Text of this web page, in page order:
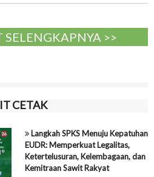
SELENGKAPNYA >>
CETAK
Langkah SPKS Menuju Kepatuhan
EUDR: Memperkuat Legalitas,
Ketertelusuran, Kelembagaan, dan
Kemitraan Sawit Rakyat